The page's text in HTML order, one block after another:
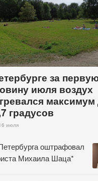
за
июля воздух
максимум
градусов
июля
оштрафовал
Михаила Шаца*